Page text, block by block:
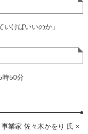
いけばいいのか」
時50分
業家 佐々木かをり 氏 ×